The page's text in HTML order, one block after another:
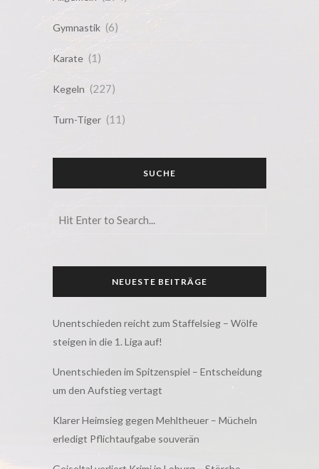
Gymnastik (6)
Karate (1)
Kegeln (227)
Turn-Tiger (11)
SUCHE
NEUESTE BEITRÄGE
Unentschieden reicht zum Staffelsieg – Wölfe
steigen in die 1. Liga auf!
Unentschieden im Spitzenspiel – Entscheidung
um den Aufstieg vertagt
Klarer Heimsieg gegen Mehltheuer – Mücheln
erledigt Pflichtaufgabe souverän